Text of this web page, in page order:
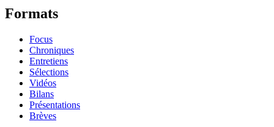
Formats
Focus
Chroniques
Entretiens
Sélections
Vidéos
Bilans
Présentations
Brèves